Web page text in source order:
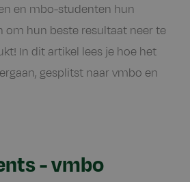
en mbo-studenten hun
om hun beste resultaat neer te
In dit artikel lees je hoe het
gesplitst naar vmbo en
- vmbo